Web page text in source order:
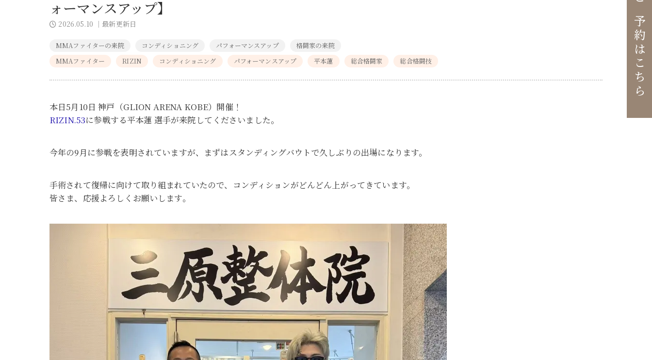
ご予約はこちら
ォーマンスアップ】
2026.05.10 ｜最新更新日
MMAファイターの来院 コンディショニング パフォーマンスアップ
格闘家の来院
MMAファイター
RIZIN コンディショニング パフォーマンスアップ 平本蓮 総合格闘家 総合格闘技
本日5月10日 神戸（GLION ARENA KOBE）開催！
RIZIN.53に参戦する平本蓮 選手が来院してくださいました。
今年の9月に参戦を表明されていますが、まずはスタンディングバウトで久しぶりの出場になります。
手術されて復帰に向けて取り組まれていたので、コンディションがどんどん上がってきています。
皆さま、応援よろしくお願いします。